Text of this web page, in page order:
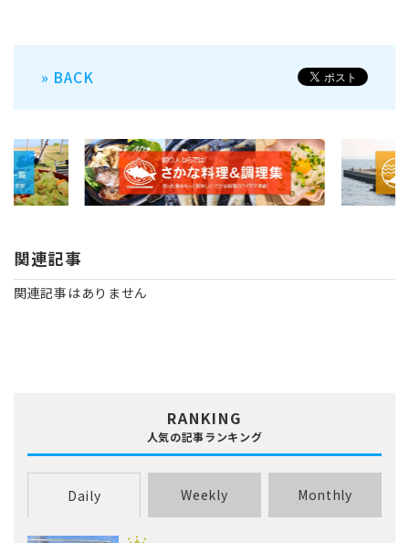
» BACK
関連記事
関連記事はありません
RANKING
人気の記事ランキング
Daily Weekly Monthly